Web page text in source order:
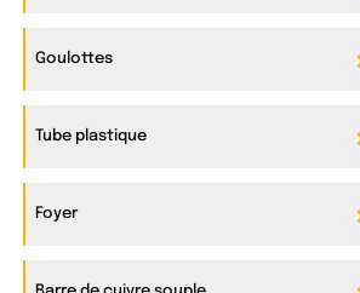
Goulottes
Tube plastique
Foyer